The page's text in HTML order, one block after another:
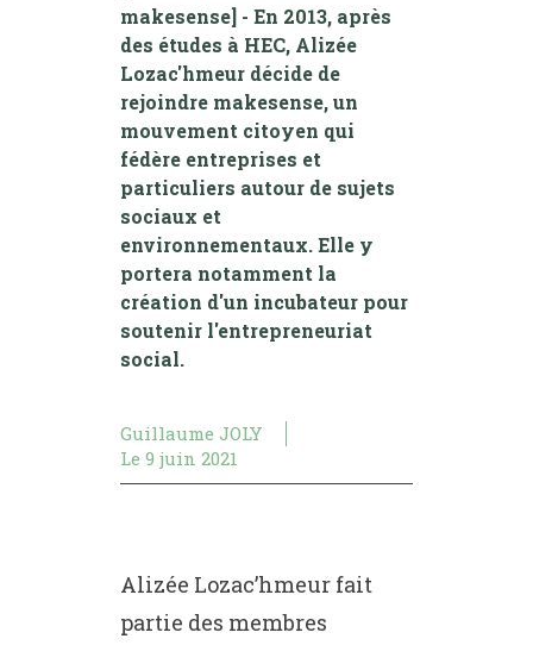
makesense] - En 2013, après
des études à HEC, Alizée
Lozac'hmeur décide de
rejoindre makesense, un
mouvement citoyen qui
fédère entreprises et
particuliers autour de sujets
sociaux et
environnementaux. Elle y
portera notamment la
création d'un incubateur pour
soutenir l'entrepreneuriat
social.
Guillaume JOLY
Le 9 juin 2021
Alizée Lozac’hmeur fait
partie des membres